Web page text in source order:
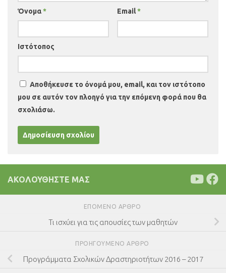
Όνομα* Email*
Ιστότοπος
Αποθήκευσε το όνομά μου, email, και τον ιστότοπο
μου σε αυτόν τον πλοηγό για την επόμενη φορά που θα
σχολιάσω.
ΑΚΟΛΟΥΘΉΣΤΕ ΜΑΣ
ΕΠΌΜΕΝΟ ΆΡΘΡΟ
Τι ισχύει για τις απουσίες των μαθητών
ΠΡΟΗΓΟΎΜΕΝΟ ΆΡΘΡΟ
Προγράμματα Σχολικών Δραστηριοτήτων 2016 – 2017